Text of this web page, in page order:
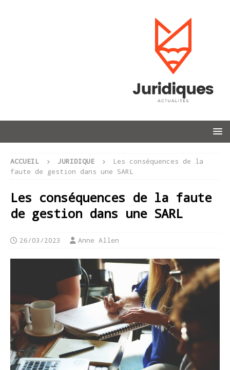
ACCUEIL JURIDIQUE
Les conséquences de la
faute de gestion dans une SARL
Les conséquences de la faute
de gestion dans une SARL
26/03/2023 Anne Allen